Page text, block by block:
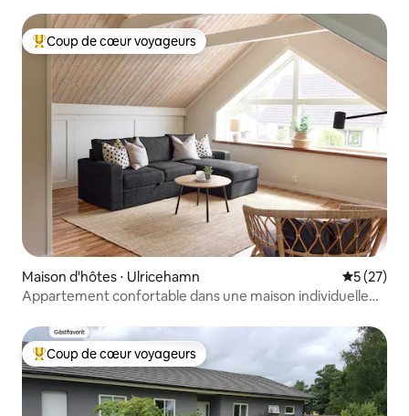
Coups de cœur voyageurs les plus appréciés
Coup de cœur voyageurs
Maison d'hôtes ⋅ Ulricehamn
5 (27)
Appartement confortable dans une maison individuelle
Coups de cœur voyageurs les plus appréciés
Coup de cœur voyageurs